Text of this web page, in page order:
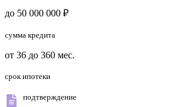
до 50 000 000 ₽
сумма кредита
от 36 до 360 мес.
срок ипотеки
подтверждение